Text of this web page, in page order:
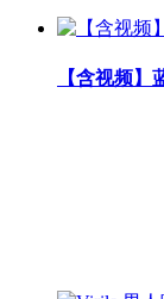
【含视频